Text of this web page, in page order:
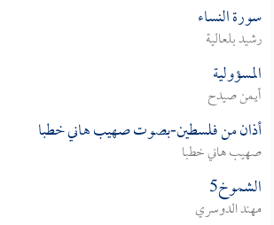
سورة النساء
رشيد بلعالية
المسؤولية
أيمن صيدح
أذان من فلسطين-بصوت صهيب هاني خطبا
صهيب هاني خطبا
الشموخ5
مهند الدوسري